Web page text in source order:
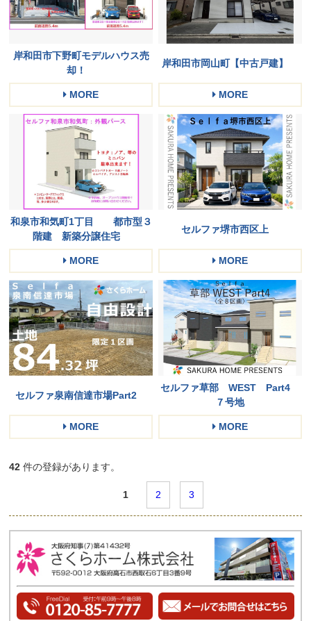
岸和田市下野町モデルハウス売
却！
MORE
岸和田市岡山町【中古戸建】
MORE
和泉市和気町1丁目 都市型３
階建 新築分譲住宅
MORE
セルファ堺市西区上
MORE
セルファ泉南信達市場Part2
MORE
セルファ草部 WEST Part4
７号地
MORE
42 件の登録があります。
1 2 3